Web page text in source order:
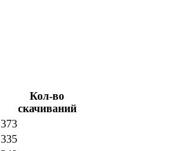
Кол-во
скачиваний
373
335